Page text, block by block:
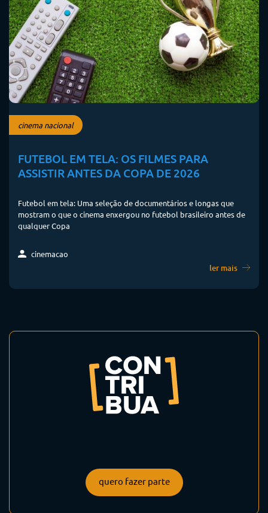
cinema nacional
FUTEBOL EM TELA: OS FILMES PARA
ASSISTIR ANTES DA COPA DE 2026
Futebol em tela: Uma seleção de documentários e longas que
mostram o que o cinema enxergou no futebol brasileiro antes de
qualquer Copa
cinemacao
ler mais
quero fazer parte